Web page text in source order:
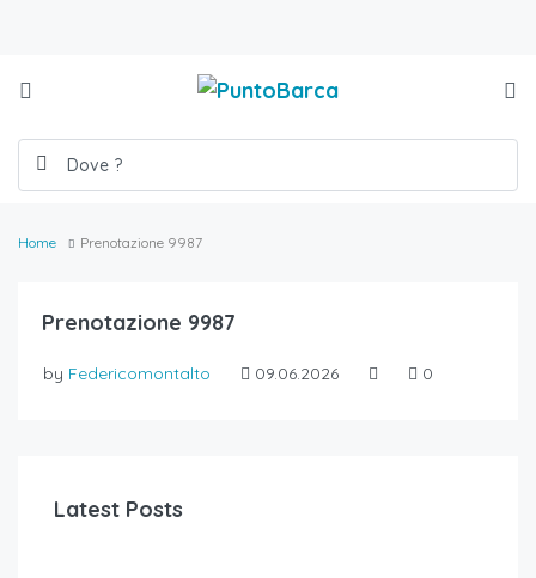
Home Prenotazione 9987
Prenotazione 9987
by Federicomontalto 09.06.2026 0
Latest Posts